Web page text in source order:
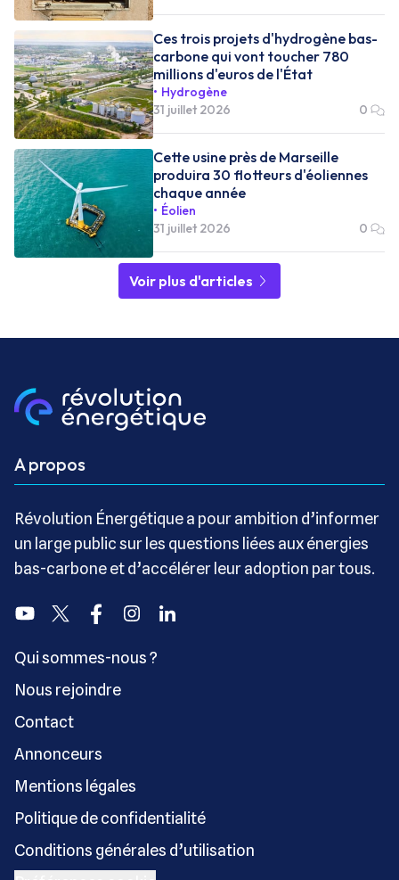
Ces trois projets d'hydrogène bas-
carbone qui vont toucher 780
millions d'euros de l'État
Hydrogène
31 juillet 2026
0
Cette usine près de Marseille
produira 30 flotteurs d'éoliennes
chaque année
Éolien
31 juillet 2026
0
Voir plus d'articles
A propos
Révolution Énergétique a pour ambition d’informer
un large public sur les questions liées aux énergies
bas-carbone et d’accélérer leur adoption par tous.
YoutubeTwitter FacebookInstagramLinkedin
Qui sommes-nous ?
Nous rejoindre
Contact
Annonceurs
Mentions légales
Politique de confidentialité
Conditions générales d’utilisation